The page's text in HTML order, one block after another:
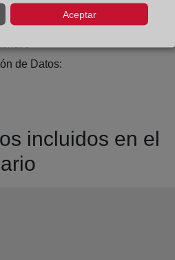
de Datos:
incluidos en el
Aceptar